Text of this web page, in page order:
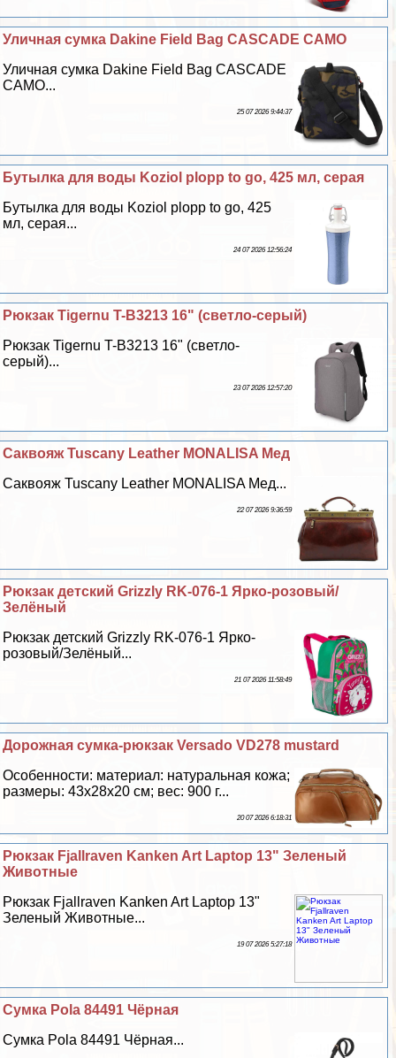
Уличная сумка Dakine Field Bag CASCADE CAMO
Уличная сумка Dakine Field Bag CASCADE
CAMO...
25 07 2026 9:44:37
Бутылка для воды Koziol plopp to go, 425 мл, серая
Бутылка для воды Koziol plopp to go, 425
мл, серая...
24 07 2026 12:56:24
Рюкзак Tigernu T-B3213 16" (светло-серый)
Рюкзак Tigernu T-B3213 16" (светло-
серый)...
23 07 2026 12:57:20
Саквояж Tuscany Leather MONALISA Мед
Саквояж Tuscany Leather MONALISA Мед...
22 07 2026 9:36:59
Рюкзак детский Grizzly RK-076-1 Ярко-розовый/
Зелёный
Рюкзак детский Grizzly RK-076-1 Ярко-
розовый/Зелёный...
21 07 2026 11:58:49
Дорожная сумка-рюкзак Versado VD278 mustard
Особенности: материал: натуральная кожа;
размеры: 43х28х20 см; вес: 900 г...
20 07 2026 6:18:31
Рюкзак Fjallraven Kanken Art Laptop 13" Зеленый
Животные
Рюкзак Fjallraven Kanken Art Laptop 13"
Зеленый Животные...
19 07 2026 5:27:18
Сумка Pola 84491 Чёрная
Сумка Pola 84491 Чёрная...